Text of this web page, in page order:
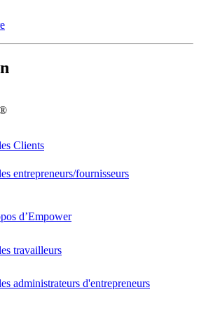
Clients
entrepreneurs/fournisseurs
d’Empower
travailleurs
administrateurs d'entrepreneurs